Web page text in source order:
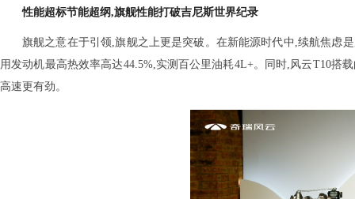
性能超标节能超纲,旗舰性能打破吉尼斯世界纪录
旗舰之意在于引领,旗舰之上更是突破。在新能源时代中,续航焦虑
用发动机最高热效率高达44.5%,实测百公里油耗4L+。同时,风云T10搭
高速更有劲。